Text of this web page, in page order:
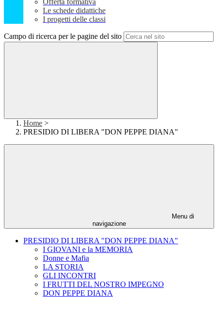
Offerta formativa
Le schede didattiche
I progetti delle classi
Campo di ricerca per le pagine del sito
Home >
PRESIDIO DI LIBERA "DON PEPPE DIANA"
Menu di
navigazione
PRESIDIO DI LIBERA "DON PEPPE DIANA"
I GIOVANI e la MEMORIA
Donne e Mafia
LA STORIA
GLI INCONTRI
I FRUTTI DEL NOSTRO IMPEGNO
DON PEPPE DIANA